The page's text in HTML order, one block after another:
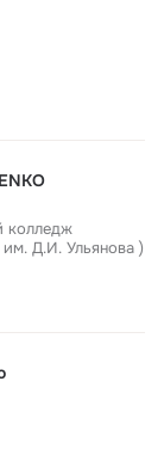
колледж
Д.И. Ульянова )